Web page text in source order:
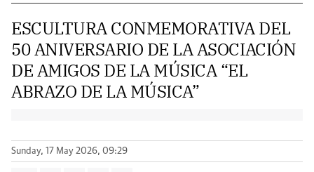
ESCULTURA CONMEMORATIVA DEL
50 ANIVERSARIO DE LA ASOCIACIÓN
DE AMIGOS DE LA MÚSICA “EL
ABRAZO DE LA MÚSICA”
Sunday, 17 May 2026, 09:29